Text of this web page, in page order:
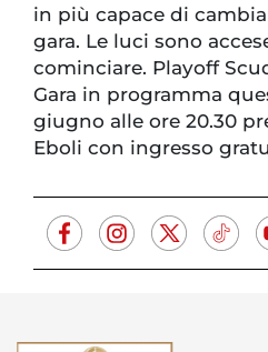
in più capace di
gara. Le luci sono
cominciare. Playoff
Gara in programma
giugno alle ore 20.30
Eboli con ingresso